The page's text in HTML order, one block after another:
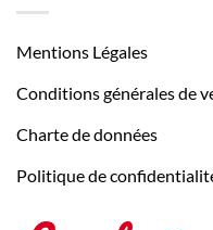
Mentions Légales
Conditions générales de
Charte de données
Politique de